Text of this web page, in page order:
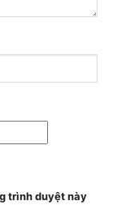
trình duyệt này